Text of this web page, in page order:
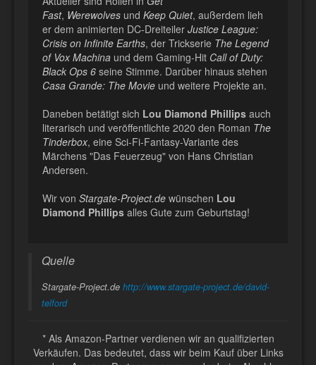
Fast, Werewolves und Keep Quiet, außerdem lieh
er dem animierten DC-Dreiteiler Justice League:
Crisis on Infinite Earths, der Trickserie The Legend
of Vox Machina und dem Gaming-Hit Call of Duty:
Black Ops 6 seine Stimme. Darüber hinaus stehen
Casa Grande: The Movie und weitere Projekte an.
Daneben betätigt sich Lou Diamond Phillips auch
literarisch und veröffentlichte 2020 den Roman The
Tinderbox, eine Sci-Fi-Fantasy-Variante des
Märchens "Das Feuerzeug" von Hans Christian
Andersen.
Wir von Stargate-Project.de wünschen Lou
Diamond Phillips alles Gute zum Geburtstag!
Quelle
Stargate-Project.de http://www.stargate-project.de/david-
telford
* Als Amazon-Partner verdienen wir an qualifizierten
Verkäufen. Das bedeutet, dass wir beim Kauf über Links